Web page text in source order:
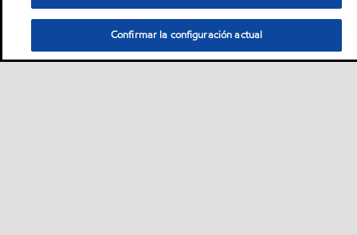
Confirmar la configuración actual